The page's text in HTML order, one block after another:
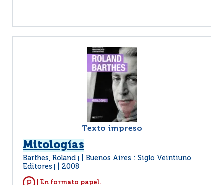
Texto impreso
Mitologías
Barthes, Roland
Buenos Aires : Siglo Veintiuno
Editores
2008
| En formato papel.